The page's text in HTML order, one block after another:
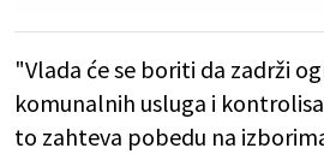
"Vlada će se boriti da zadrži
komunalnih usluga i
to zahteva pobedu na